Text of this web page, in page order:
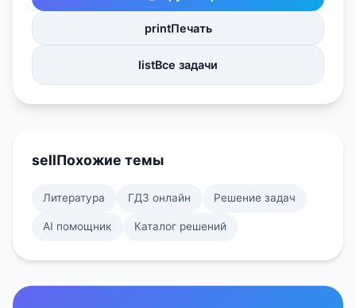
printПечать
listВсе задачи
sellПохожие темы
Литература ГДЗ онлайн Решение задач
AI помощник Каталог решений